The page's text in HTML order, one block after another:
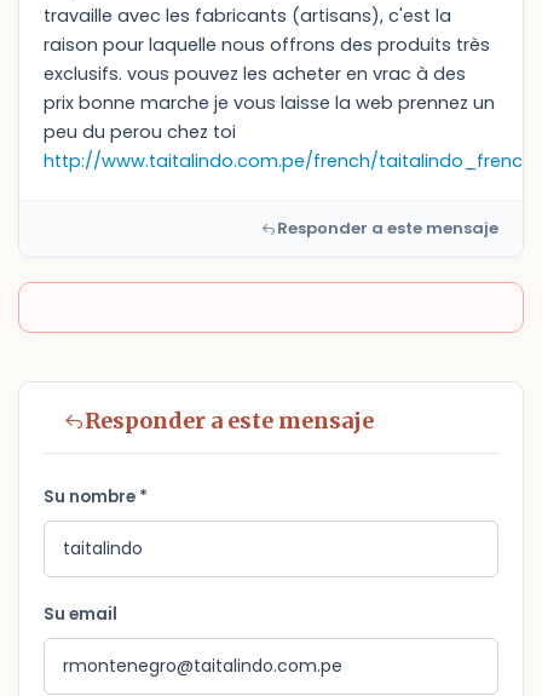
travaille avec les fabricants (artisans), c'est la
raison pour laquelle nous offrons des produits très
exclusifs. vous pouvez les acheter en vrac à des
prix bonne marche je vous laisse la web prennez un
peu du perou chez toi
http://www.taitalindo.com.pe/french/
Responder a este mensaje
Responder a este mensaje
Su nombre *
Su email